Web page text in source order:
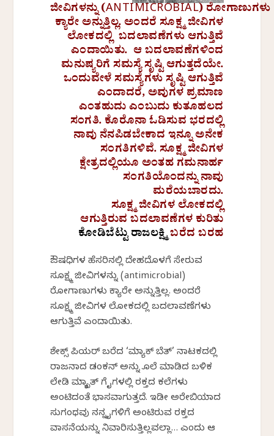
ಜೀವಿಗಳನ್ನು(ANTIMICROBIAL) ರೋಗಾಣುಗಳು
ಕ್ಯಾರೇ ಅನ್ನುತ್ತಿಲ್ಲ. ಅಂದರೆ ಸೂಕ್ಷ್ಮ ಜೀವಿಗಳ
ಲೋಕದಲ್ಲಿಬದಲಾವಣೆಗಳು ಆಗುತ್ತಿವೆ
ಎಂದಾಯಿತು. ಆ ಬದಲಾವಣೆಗಳಿಂದ
ಮನುಷ್ಯರಿಗೆ ಸಮಸ್ಯೆ ಸೃಷ್ಟಿ ಆಗುತ್ತದೆಯೇ.
ಒಂದುವೇಳೆ ಸಮಸ್ಯೆಗಳು ಸೃಷ್ಟಿ ಆಗುತ್ತಿವೆ
ಎಂದಾದರೆ, ಅವುಗಳ ಪ್ರಮಾಣ
ಎಂತಹುದು ಎಂಬುದು ಕುತೂಹಲದ
ಸಂಗತಿ. ಕೊರೊನಾ ಓಡಿಸುವ ಭರದಲ್ಲಿ
ನಾವು ನೆನಪಿಡಬೇಕಾದ ಇನ್ನೂ ಅನೇಕ
ಸಂಗತಿಗಳಿವೆ. ಸೂಕ್ಷ್ಮ ಜೀವಿಗಳ
ಕ್ಷೇತ್ರದಲ್ಲಿಯೂ ಅಂತಹ ಗಮನಾರ್ಹ
ಸಂಗತಿಯೊಂದನ್ನು ನಾವು
ಮರೆಯಬಾರದು.
ಸೂಕ್ಷ್ಮ ಜೀವಿಗಳ ಲೋಕದಲ್ಲಿ
ಆಗುತ್ತಿರುವ ಬದಲಾವಣೆಗಳ ಕುರಿತು
ಕೋಡಿಬೆಟ್ಟು ರಾಜಲಕ್ಷ್ಮಿಬರೆದ ಬರಹ
ಔಷಧಿಗಳ ಹೆಸರಿನಲ್ಲಿ ದೇಹದೊಳಗೆ ಸೇರುವ
ಸೂಕ್ಷ್ಮ ಜೀವಿಗಳನ್ನು (antimicrobial)
ರೋಗಾಣುಗಳು ಕ್ಯಾರೇ ಅನ್ನುತ್ತಿಲ್ಲ. ಅಂದರೆ
ಸೂಕ್ಷ್ಮ ಜೀವಿಗಳ ಲೋಕದಲ್ಲಿ ಬದಲಾವಣೆಗಳು
ಆಗುತ್ತಿವೆ ಎಂದಾಯಿತು.
ಶೇಕ್ಸ್ ಪಿಯರ್ ಬರೆದ ‘ಮ್ಯಾಕ್ ಬೆತ್’ ನಾಟಕದಲ್ಲಿ
ರಾಜನಾದ ಡಂಕನ್ ಅನ್ನು ಕೊಲೆ ಮಾಡಿದ ಬಳಿಕ
ಲೇಡಿ ಮ್ಯಾಕ್ಬೆತ್ ಗೆ ಕೈಗಳಲ್ಲಿ ರಕ್ತದ ಕಲೆಗಳು
ಅಂಟಿದಂತೆ ಭಾಸವಾಗುತ್ತದೆ. ಇಡೀ ಅರೇಬಿಯಾದ
ಸುಗಂಧವು ನನ್ನ ಕೈಗಳಿಗೆ ಅಂಟಿರುವ ರಕ್ತದ
ವಾಸನೆಯನ್ನು ನಿವಾರಿಸುತ್ತಿಲ್ಲವಲ್ಲಾ… ಎಂದು ಆಕೆ